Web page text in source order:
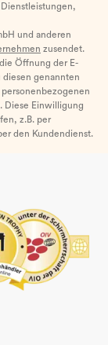
und anderen
zusendet.
Öffnung der E-
diesen genannten
Diese Einwilligung
z.B. per
den Kundendienst.